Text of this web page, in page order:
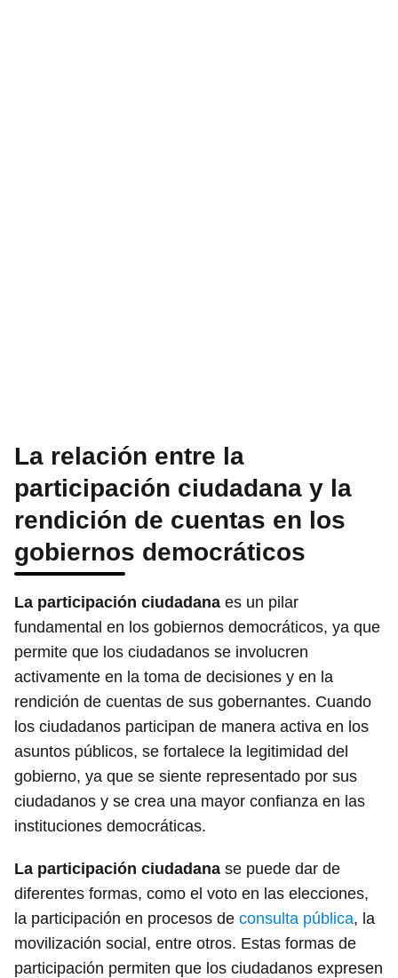
La relación entre la
participación ciudadana y la
rendición de cuentas en los
gobiernos democráticos
La participación ciudadana es un pilar
fundamental en los gobiernos democráticos, ya que
permite que los ciudadanos se involucren
activamente en la toma de decisiones y en la
rendición de cuentas de sus gobernantes. Cuando
los ciudadanos participan de manera activa en los
asuntos públicos, se fortalece la legitimidad del
gobierno, ya que se siente representado por sus
ciudadanos y se crea una mayor confianza en las
instituciones democráticas.
La participación ciudadana se puede dar de
diferentes formas, como el voto en las elecciones,
la participación en procesos de consulta pública, la
movilización social, entre otros. Estas formas de
participación permiten que los ciudadanos expresen